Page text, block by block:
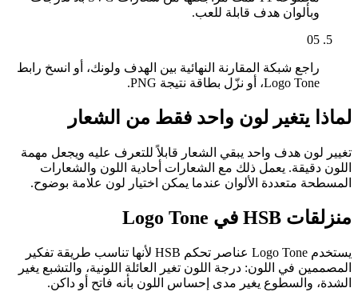
وبألوان هدف قابلة للعب.
05
راجع شبكة المقارنة النهائية بين الهدف ولونك، أو انسخ رابط
Logo Tone، أو نزّل بطاقة نتيجة PNG.
لماذا يتغير لون واحد فقط من الشعار
تغيير لون هدف واحد يبقي الشعار قابلاً للتعرف عليه ويجعل مهمة
اللون دقيقة. يعمل ذلك مع الشعارات أحادية اللون والشعارات
المسطحة متعددة الألوان عندما يمكن اختيار لون علامة بوضوح.
منزلقات HSB في Logo Tone
يستخدم Logo Tone عناصر تحكم HSB لأنها تناسب طريقة تفكير
المصممين في اللون: درجة اللون تغير العائلة اللونية، والتشبع يغير
الشدة، والسطوع يغير مدى إحساس اللون بأنه فاتح أو داكن.